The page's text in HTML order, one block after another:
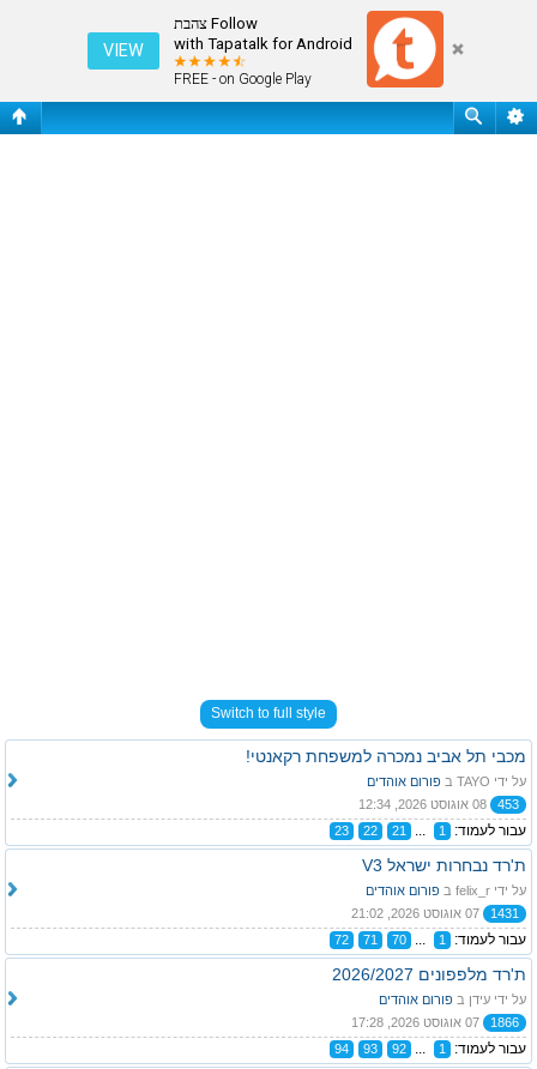
Follow צהבת
with Tapatalk for Android
FREE - on Google Play
VIEW
הצג נושאים פעילים
Switch to full style
מכבי תל אביב נמכרה למשפחת רקאנטי!
על ידי TAYO ב
פורום אוהדים
453
עבור לעמוד: 1
...
21
22
23
ת'רד נבחרות ישראל V3
על ידי felix_r ב
פורום אוהדים
1431
עבור לעמוד: 1
...
70
71
72
ת'רד מלפפונים 2026/2027
על ידי עידן ב פורום אוהדים
1866
עבור לעמוד: 1
...
92
93
94